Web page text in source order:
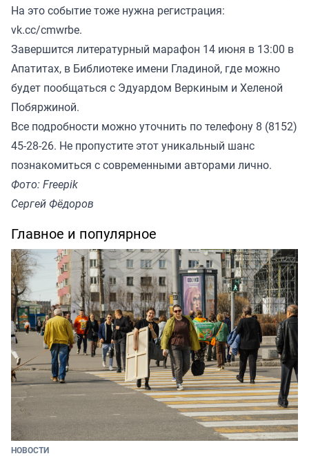
На это событие тоже нужна регистрация:
vk.cc/cmwrbe.
Завершится литературный марафон 14 июня в 13:00 в
Апатитах, в Библиотеке имени Гладиной, где можно
будет пообщаться с Эдуардом Веркиным и Хеленой
Побяржиной.
Все подробности можно уточнить по телефону 8 (8152)
45-28-26. Не пропустите этот уникальный шанс
познакомиться с современными авторами лично.
Фото: Freepik
Сергей Фёдоров
Главное и популярное
НОВОСТИ